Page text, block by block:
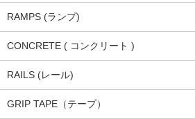
RAMPS (ランプ)
CONCRETE ( コンクリート )
RAILS (レール)
GRIP TAPE（テープ）